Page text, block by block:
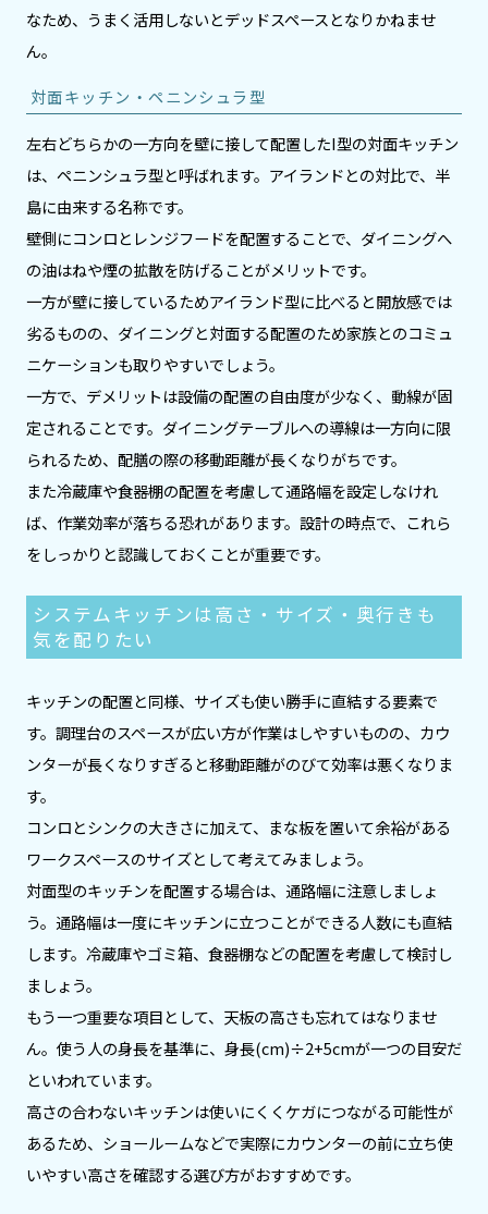
なため、うまく活用しないとデッドスペースとなりかねませ
ん。
対面キッチン・ペニンシュラ型
左右どちらかの一方向を壁に接して配置したI型の対面キッチン
は、ペニンシュラ型と呼ばれます。アイランドとの対比で、半
島に由来する名称です。
壁側にコンロとレンジフードを配置することで、ダイニングへ
の油はねや煙の拡散を防げることがメリットです。
一方が壁に接しているためアイランド型に比べると開放感では
劣るものの、ダイニングと対面する配置のため家族とのコミュ
ニケーションも取りやすいでしょう。
一方で、デメリットは設備の配置の自由度が少なく、動線が固
定されることです。ダイニングテーブルへの導線は一方向に限
られるため、配膳の際の移動距離が長くなりがちです。
また冷蔵庫や食器棚の配置を考慮して通路幅を設定しなけれ
ば、作業効率が落ちる恐れがあります。設計の時点で、これら
をしっかりと認識しておくことが重要です。
システムキッチンは高さ・サイズ・奥行きも
気を配りたい
キッチンの配置と同様、サイズも使い勝手に直結する要素で
す。調理台のスペースが広い方が作業はしやすいものの、カウ
ンターが長くなりすぎると移動距離がのびて効率は悪くなりま
す。
コンロとシンクの大きさに加えて、まな板を置いて余裕がある
ワークスペースのサイズとして考えてみましょう。
対面型のキッチンを配置する場合は、通路幅に注意しましょ
う。通路幅は一度にキッチンに立つことができる人数にも直結
します。冷蔵庫やゴミ箱、食器棚などの配置を考慮して検討し
ましょう。
もう一つ重要な項目として、天板の高さも忘れてはなりませ
ん。使う人の身長を基準に、身長(cm)÷2+5cmが一つの目安だ
といわれています。
高さの合わないキッチンは使いにくくケガにつながる可能性が
あるため、ショールームなどで実際にカウンターの前に立ち使
いやすい高さを確認する選び方がおすすめです。